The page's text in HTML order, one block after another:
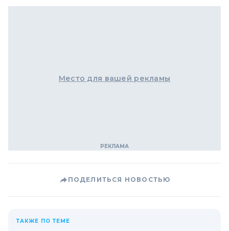
Место для вашей рекламы
ПОДЕЛИТЬСЯ НОВОСТЬЮ
ТАКЖЕ ПО ТЕМЕ